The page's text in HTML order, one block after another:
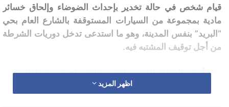
قيام شخص في حالة تخدير بإحداث الضوضاء وإلحاق خسائر
مادية بمجموعة من السيارات المستوقفة بالشارع العام بحي
“البريد” بنفس المدينة، وهو ما استدعى تدخل دوريات الشرطة
من أجل توقيف المشتبه فيه.
وقد أسفر التدخل الفوري لعناصر الشرطة عن ضبط المشتبه
فيه، غير أنه واجههم بعدم الامتثال والتهديد باستعمال السلاح
اظهر المزيد